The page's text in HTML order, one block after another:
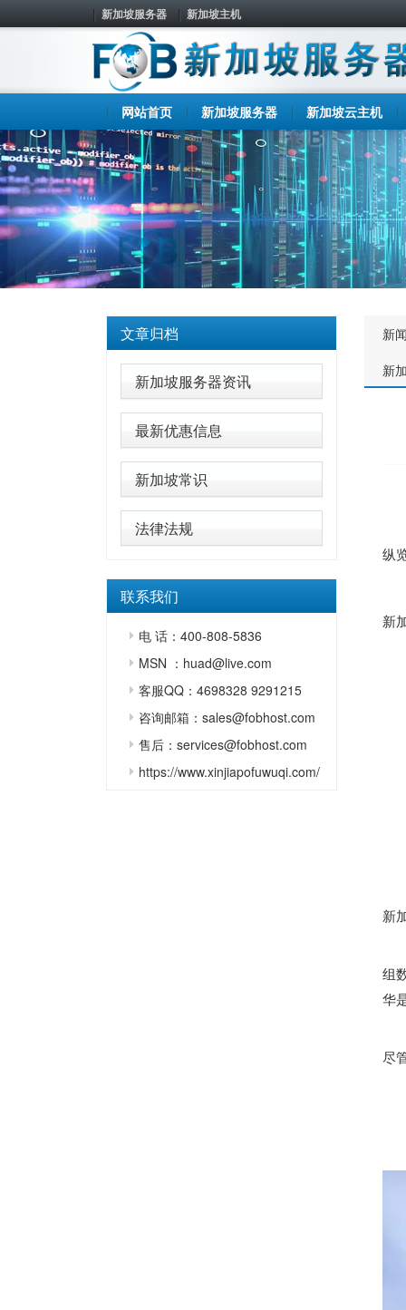
新加坡服务器 新加坡主机
网站首页 新加坡服务器 新加坡云主机
文章归档
新加坡服务器资讯
最新优惠信息
新加坡常识
法律法规
联系我们
电 话：400-808-5836
MSN ：huad@live.com
客服QQ：4698328 9291215
咨询邮箱：sales@fobhost.com
售后：services@fobhost.com
https://www.xinjiapofuwuqi.com/
新
新
纵
新
新
组
华
尽